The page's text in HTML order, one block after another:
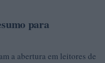
para
a abertura em leitores de